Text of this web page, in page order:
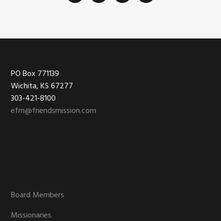
Footer
PO Box 771139
Wichita, KS 67277
303-421-8100
efm@friendsmission.com
Board Members
Missionaries